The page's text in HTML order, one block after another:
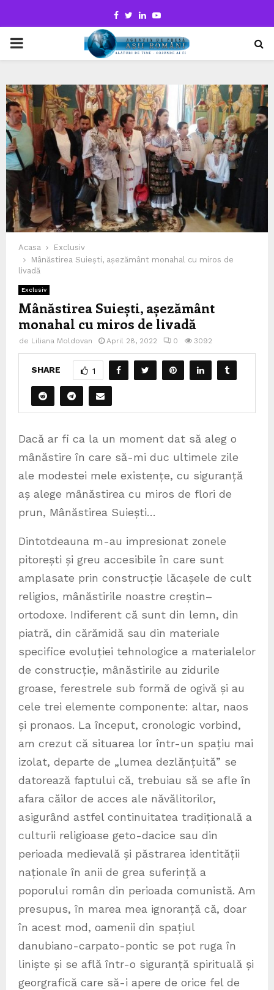
Facebook
TwitterLinkedinYoutube
PRIMARY
Acasa
Exclusiv
Mânăstirea Suiești, așezământ monahal cu miros de
livadă
Exclusiv
Mânăstirea Suiești, așezământ
monahal cu miros de livadă
de Liliana Moldovan April 28, 2022 0 3092
SHARE 1
Dacă ar fi ca la un moment dat să aleg o
mânăstire în care să-mi duc ultimele zile
ale modestei mele existențe, cu siguranță
aș alege mânăstirea cu miros de flori de
prun, Mânăstirea Suiești…
Dintotdeauna m-au impresionat zonele
pitorești și greu accesibile în care sunt
amplasate prin construcție lăcașele de cult
religios, mânăstirile noastre creștin–
ortodoxe. Indiferent că sunt din lemn, din
piatră, din cărămidă sau din materiale
specifice evoluției tehnologice a materialelor
de construcție, mânăstirile au zidurile
groase, ferestrele sub formă de ogivă și au
cele trei elemente componente: altar, naos
și pronaos. La început, cronologic vorbind,
am crezut că situarea lor într-un spațiu mai
izolat, departe de „lumea dezlănțuită” se
datorează faptului că, trebuiau să se afle în
afara căilor de acces ale năvălitorilor,
asigurând astfel continuitatea tradițională a
culturii religioase geto-dacice sau din
perioada medievală și păstrarea identității
naționale în anii de grea suferință a
poporului român din perioada comunistă. Am
presupus, în marea mea ignoranță că, doar
în acest mod, oamenii din spațiul
danubiano-carpato-pontic se pot ruga în
liniște și se află într-o siguranță spirituală și
georgrafică care să-i apere de orice fel de